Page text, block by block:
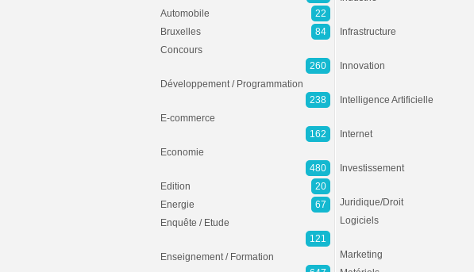
Automobile
22
Bruxelles
84
Concours
260
Développement / Programmation
238
E-commerce
162
Economie
480
Edition
20
Energie
67
Enquête / Etude
121
Enseignement / Formation
Infrastructure
Innovation
Intelligence Artificielle
Internet
Investissement
Juridique/Droit
Logiciels
Marketing